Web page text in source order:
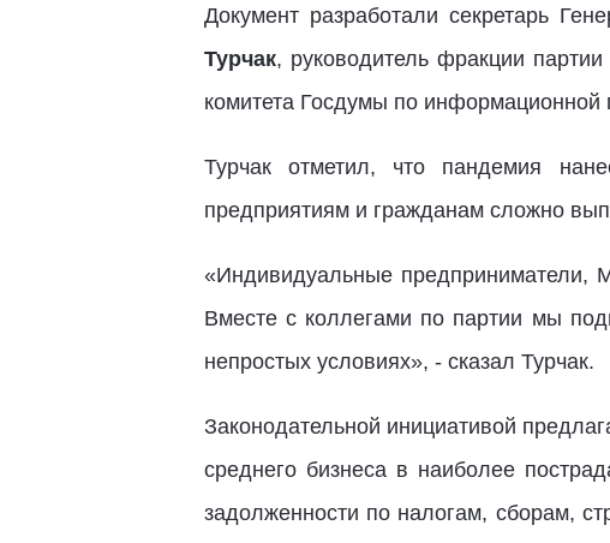
Документ разработали секретарь
Турчак, руководитель фракции
комитета Госдумы по
Турчак отметил, что пандемия
предприятиям и гражданам сложно
«Индивидуальные предприниматели,
Вместе с коллегами по партии мы
непростых условиях», - сказал Турчак.
Законодательной инициативой
среднего бизнеса в наиболее
задолженности по налогам, сборам,